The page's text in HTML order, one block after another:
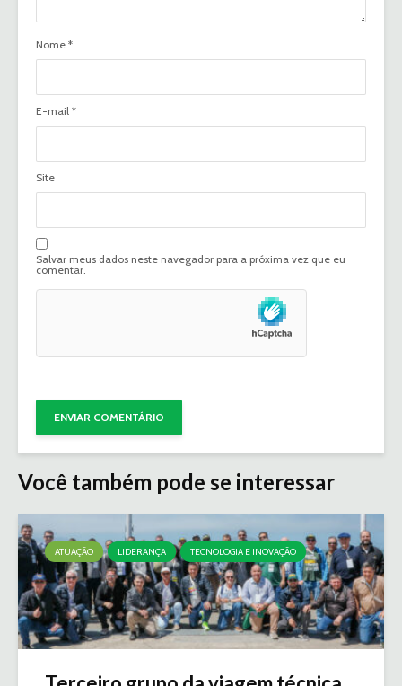
Nome *
E-mail *
Site
Salvar meus dados neste navegador para a próxima vez que eu
comentar.
Você também pode se interessar
ATUAÇÃO LIDERANÇA TECNOLOGIA E INOVAÇÃO